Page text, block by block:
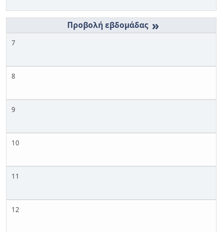
»
7
8
9
10
11
12